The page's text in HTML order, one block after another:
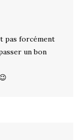
pas forcément
un bon